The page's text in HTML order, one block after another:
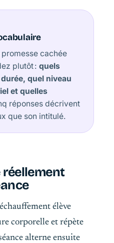
cachée
plutôt :quels
quel niveau
et quelles
réponses décrivent
que son intitulé.
réellement
élève
corporelle et répète
alterne ensuite